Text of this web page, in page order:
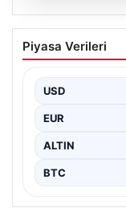
Adresi Ve
kurması kritik
Piyasa Verileri
USD
EUR
ALTIN
BTC